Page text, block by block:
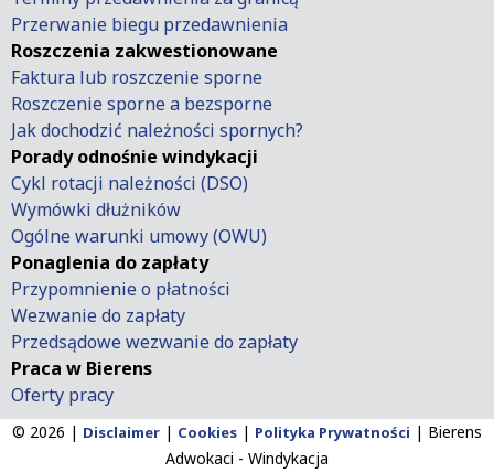
Przerwanie biegu przedawnienia
Roszczenia zakwestionowane
Faktura lub roszczenie sporne
Roszczenie sporne a bezsporne
Jak dochodzić należności spornych?
Porady odnośnie windykacji
Cykl rotacji należności (DSO)
Wymówki dłużników
Ogólne warunki umowy (OWU)
Ponaglenia do zapłaty
Przypomnienie o płatności
Wezwanie do zapłaty
Przedsądowe wezwanie do zapłaty
Praca w Bierens
Oferty pracy
© 2026 | Disclaimer | Cookies | Polityka Prywatności | Bierens
Adwokaci - Windykacja